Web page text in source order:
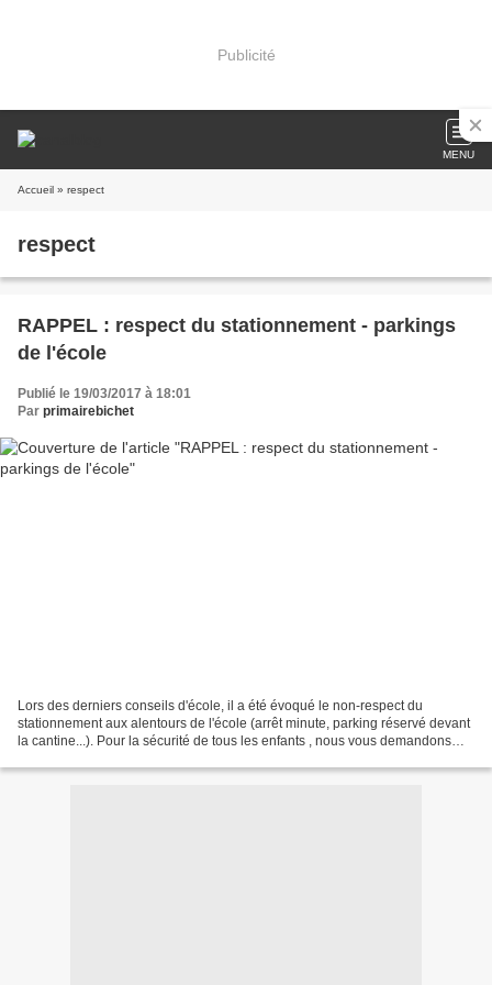
Publicité
MENU
Accueil » respect
respect
RAPPEL : respect du stationnement - parkings
de l'école
Publié le 19/03/2017 à 18:01
Par primairebichet
Lors des derniers conseils d'école, il a été évoqué le non-respect du
stationnement aux alentours de l'école (arrêt minute, parking réservé devant
la cantine...). Pour la sécurité de tous les enfants , nous vous demandons